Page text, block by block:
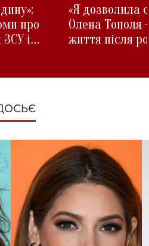
про
і
«Я дозволила
Олена Тополя
життя після